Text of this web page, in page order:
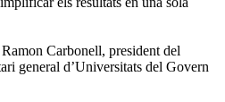
Carbonell, president del
general d’Universitats del Govern